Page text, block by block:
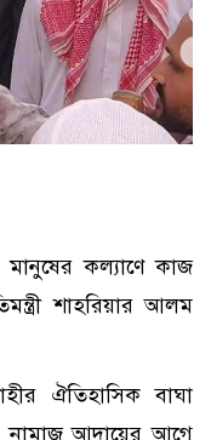
কল্যাণে কাজ
শাহরিয়ার আলম
ঐতিহাসিক বাঘা
নামাজ আদায়ের আগে